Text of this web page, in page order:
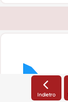
Indietro